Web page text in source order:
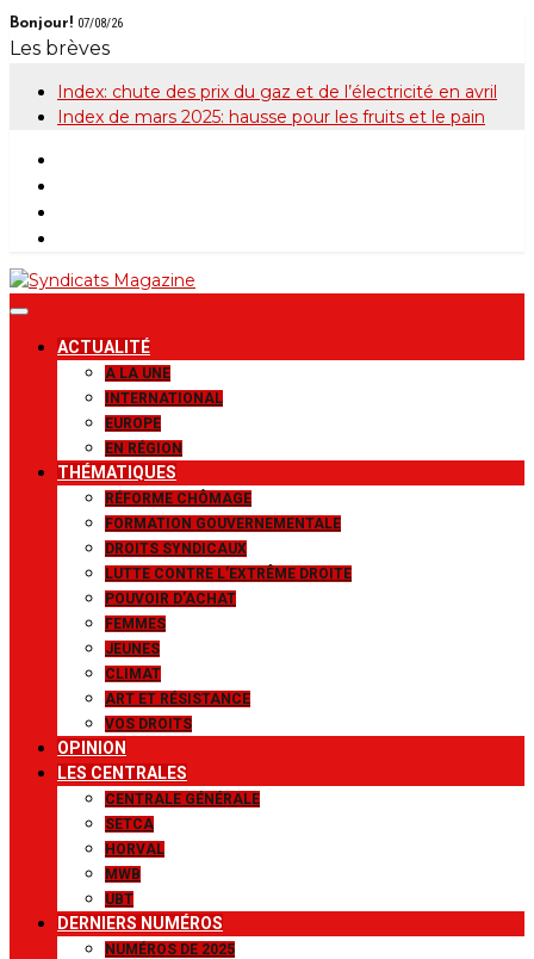
Skip
to
Bonjour! 07/08/26
Les brèves
Index: chute des prix du gaz et de l’électricité en avril
Index de mars 2025: hausse pour les fruits et le pain
Syndicats
Magazine
Le magazine de la FGTB
ACTUALITÉ
A LA UNE
INTERNATIONAL
EUROPE
EN RÉGION
THÉMATIQUES
RÉFORME CHÔMAGE
FORMATION GOUVERNEMENTALE
DROITS SYNDICAUX
LUTTE CONTRE L’EXTRÊME DROITE
POUVOIR D’ACHAT
FEMMES
JEUNES
CLIMAT
ART ET RÉSISTANCE
VOS DROITS
OPINION
LES CENTRALES
CENTRALE GÉNÉRALE
SETCA
HORVAL
MWB
UBT
DERNIERS NUMÉROS
NUMÉROS DE 2025